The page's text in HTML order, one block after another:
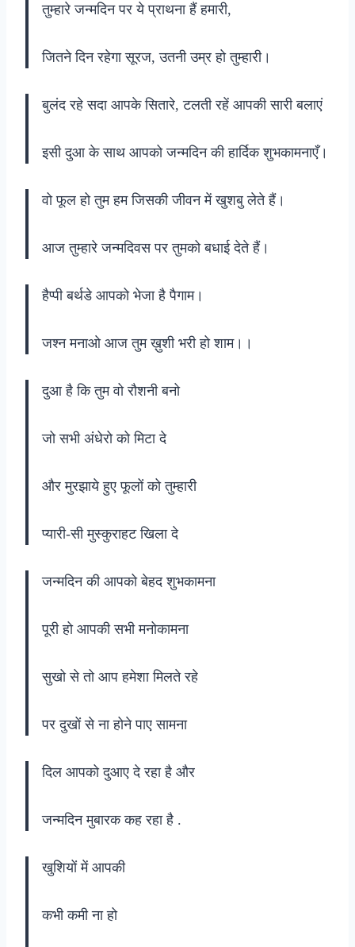
तुम्हारे जन्मदिन पर ये प्राथना हैं हमारी,
जितने दिन रहेगा सूरज, उतनी उम्र हो तुम्हारी।
बुलंद रहे सदा आपके सितारे, टलती रहें आपकी सारी बलाएं
इसी दुआ के साथ आपको जन्मदिन की हार्दिक शुभकामनाएँ।
वो फूल हो तुम हम जिसकी जीवन में खुशबु लेते हैं।
आज तुम्हारे जन्मदिवस पर तुमको बधाई देते हैं।
हैप्पी बर्थडे आपको भेजा है पैगाम।
जश्न मनाओ आज तुम ख़ुशी भरी हो शाम।।
दुआ है कि तुम वो रौशनी बनो
जो सभी अंधेरो को मिटा दे
और मुरझाये हुए फूलों को तुम्हारी
प्यारी-सी मुस्कुराहट खिला दे
जन्मदिन की आपको बेहद शुभकामना
पूरी हो आपकी सभी मनोकामना
सुखो से तो आप हमेशा मिलते रहे
पर दुखों से ना होने पाए सामना
दिल आपको दुआए दे रहा है और
जन्मदिन मुबारक कह रहा है .
खुशियों में आपकी
कभी कमी ना हो